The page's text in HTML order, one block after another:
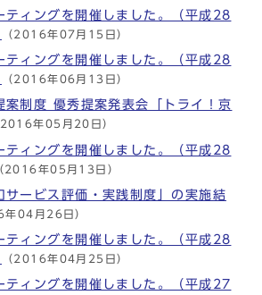
ティングを開催しました。（平成28
（2016年07月15日）
ティングを開催しました。（平成28
（2016年06月13日）
制度 優秀提案発表会「トライ！京
2016年05月20日）
ティングを開催しました。（平成28
2016年05月13日）
ービス評価・実践制度」の実施結
年04月26日）
ティングを開催しました。（平成28
（2016年04月25日）
ティングを開催しました。（平成27